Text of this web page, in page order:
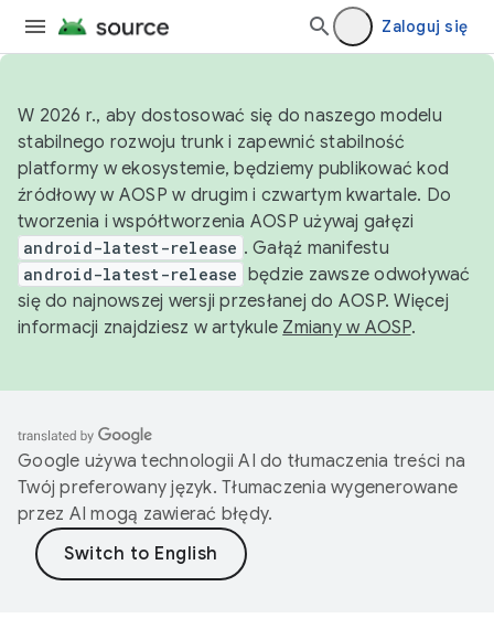
Zaloguj się
W 2026 r., aby dostosować się do naszego modelu
stabilnego rozwoju trunk i zapewnić stabilność
platformy w ekosystemie, będziemy publikować kod
źródłowy w AOSP w drugim i czwartym kwartale. Do
tworzenia i współtworzenia AOSP używaj gałęzi
android-latest-release . Gałąź manifestu
android-latest-release będzie zawsze odwoływać
się do najnowszej wersji przesłanej do AOSP. Więcej
informacji znajdziesz w artykule Zmiany w AOSP.
Google używa technologii AI do tłumaczenia treści na
Twój preferowany język. Tłumaczenia wygenerowane
przez AI mogą zawierać błędy.